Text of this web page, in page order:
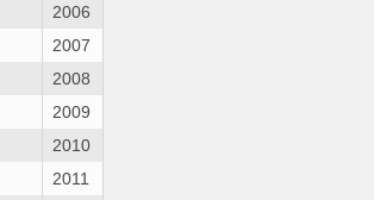
2006
2007
2008
2009
2010
2011